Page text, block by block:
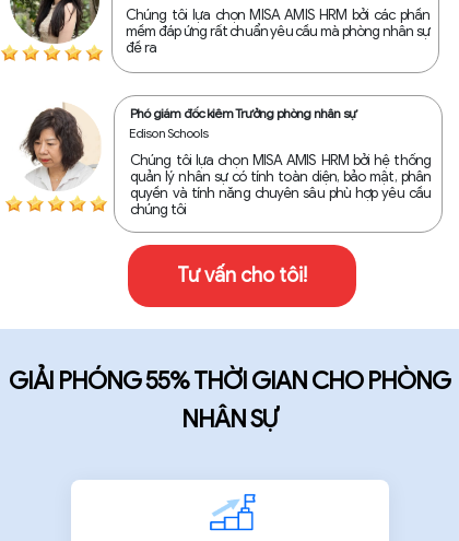
Chúng tôi lựa chọn MISA AMIS HRM bởi các phần
mềm đáp ứng rất chuẩn yêu cầu mà phòng nhân sự
đề ra
Chúng tôi lựa chọn MISA AMIS HRM bởi hệ thống
quản lý nhân sự có tính toàn diện, bảo mật, phân
quyền và tính năng chuyên sâu phù hợp yêu cầu
chúng tôi
Phó giám đốc kiêm Trưởng phòng nhân sự
Edison Schools
Tư vấn cho tôi!
GIẢI PHÓNG 55% THỜI GIAN CHO PHÒNG
NHÂN SỰ